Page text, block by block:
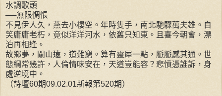
水調歌頭
──無限惆悵
不見伊人久，燕去小樓空。年時隻手，南北馳驟萬夫雄。自
笑庸庸老朽，竟似洋洋河水，依舊只知東。且喜今朝會，漂
泊再相逢。
故鄉夢，關山遠，道難窮。算有靈犀一點，脈脈感其通。世
態綱常幾許，人倫情味安在，天道豈能容？悲憤憑誰訴，身
處逆境中。
（詩壇60期09.02.01新報第520期）